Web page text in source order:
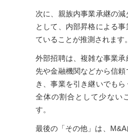
次に、親族内事業承継の
として、内部昇格による
ていることが推測されます。
外部招聘は、複雑な事業承
先や金融機関などから信
き、事業を引き継いでもら
全体の割合として少ない
す。
最後の「その他」は、